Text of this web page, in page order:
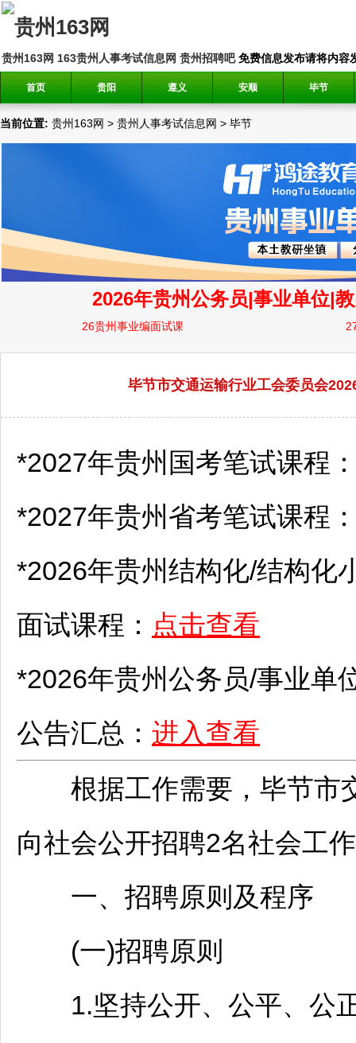
贵州163网 163贵州人事考试信息网 贵州招聘吧免费信息发布请将内容
首页 贵阳 遵义 安顺 毕节
当前位置: 贵州163网 > 贵州人事考试信息网 > 毕节
毕节市交通运输行业工会委员会
*2027年贵州国考笔试课程
*2027年贵州省考笔试课程
*2026年贵州结构化/结构化
面试课程： 点击查看
*2026年贵州公务员/事业单
公告汇总： 进入查看
根据工作需要， 毕节市
向社会公开招聘2名社会工
一、 招聘原则及程序
(一)招聘原则
1.坚持公开、公平、公